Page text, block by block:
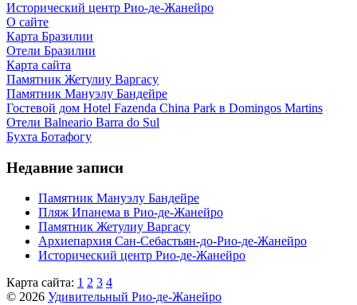
Исторический центр Рио-де-Жанейро
О сайте
Карта Бразилии
Отели Бразилии
Карта сайта
Памятник Жетулиу Варгасу
Памятник Мануэлу Бандейре
Гостевой дом Hotel Fazenda China Park в Domingos Martins
Отели Balneario Barra do Sul
Бухта Ботафогу
Недавние записи
Памятник Мануэлу Бандейре
Пляж Ипанема в Рио-де-Жанейро
Памятник Жетулиу Варгасу
Архиепархия Сан-Себастьян-до-Рио-де-Жанейро
Исторический центр Рио-де-Жанейро
Карта сайта: 1 2 3 4
© 2026 Удивительный Рио-де-Жанейро